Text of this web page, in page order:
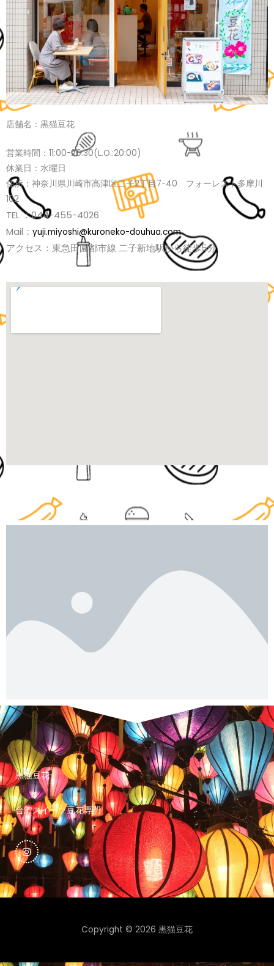
店舗名：黒猫豆花
営業時間：11:00-20:30(L.O.:20:00)
休業日：水曜日
住所：神奈川県川崎市高津区二子2丁目7-40 フォーレスト多摩川
102
TEL ：044-455-4026
Mail： yuji.miyoshi@kuroneko-douhua.com
アクセス：東急田園都市線 二子新地駅から徒歩5分
黒猫豆花
台湾スイーツ豆花専門
I
n
s
t
g
r
a
Copyright © 2026 黒猫豆花